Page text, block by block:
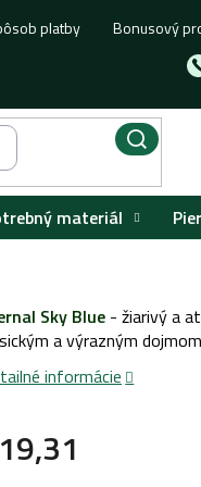
platby Bonusový
materiál
Sky Blue - žiarivý a
a výrazným dojmom
informácie